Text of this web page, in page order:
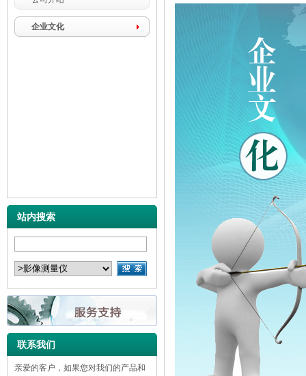
企业文化
站内搜索
联系我们
亲爱的客户，如果您对我们的产品和